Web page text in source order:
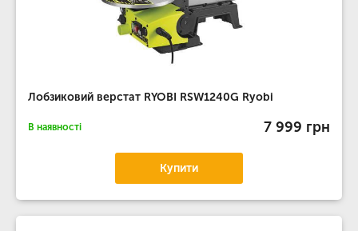
Лобзиковий верстат RYOBI RSW1240G Ryobi
В наявності 7 999 грн
Купити